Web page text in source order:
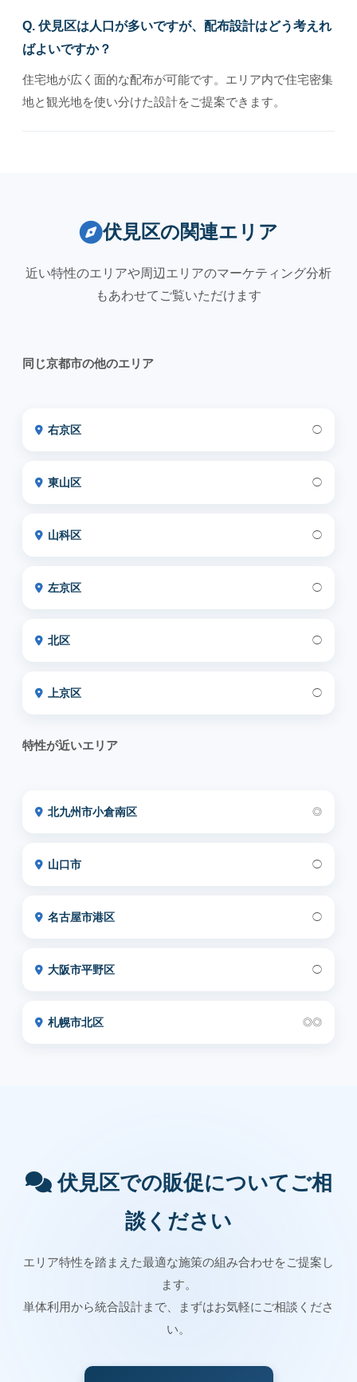
Q. 伏見区は人口が多いですが、配布設計はどう考えれ
ばよいですか？
住宅地が広く面的な配布が可能です。エリア内で住宅密集
地と観光地を使い分けた設計をご提案できます。
伏見区の関連エリア
近い特性のエリアや周辺エリアのマーケティング分析
もあわせてご覧いただけます
同じ京都市の他のエリア
右京区 ◯
東山区 ◯
山科区 ◯
左京区 ◯
北区 ◯
上京区 ◯
特性が近いエリア
北九州市小倉南区 ◎
山口市 ◯
名古屋市港区 ◯
大阪市平野区 ◯
札幌市北区 ◎◎
伏見区での販促についてご相
談ください
エリア特性を踏まえた最適な施策の組み合わせをご提案し
ます。
単体利用から統合設計まで、まずはお気軽にご相談くださ
い。